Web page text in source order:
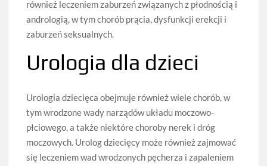
również leczeniem zaburzeń związanych z płodnością i
andrologią, w tym chorób prącia, dysfunkcji erekcji i
zaburzeń seksualnych.
Urologia dla dzieci
Urologia dziecięca obejmuje również wiele chorób, w
tym wrodzone wady narządów układu moczowo-
płciowego, a także niektóre choroby nerek i dróg
moczowych. Urolog dziecięcy może również zajmować
się leczeniem wad wrodzonych pęcherza i zapaleniem